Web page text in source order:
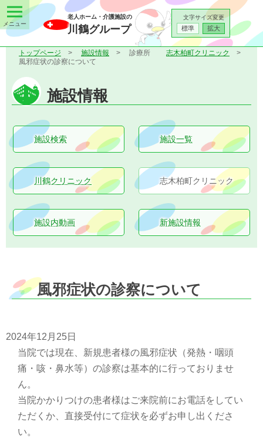
老人ホーム・介護施設の
川鶴グループ
文字サイズ変更
標準 拡大
トップページ 施設情報 診療所
志木柏町クリニック
風邪症状の診察について
施設情報
施設検索 施設一覧
川鶴クリニック 志木柏町クリニック
施設内動画 新施設情報
風邪症状の診察について
2024年12月25日
当院では現在、新規患者様の風邪症状（発熱・咽頭
痛・咳・鼻水等）の診察は基本的に行っておりませ
ん。
当院かかりつけの患者様はご来院前にお電話をしてい
ただくか、直接受付にて症状を必ずお申し出くださ
い。